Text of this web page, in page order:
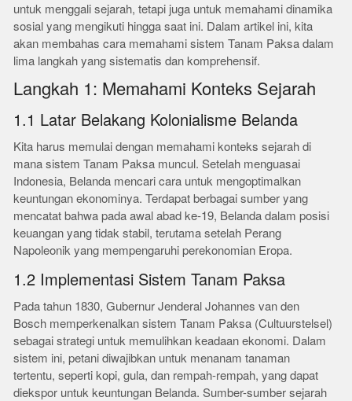
untuk menggali sejarah, tetapi juga untuk memahami dinamika
sosial yang mengikuti hingga saat ini. Dalam artikel ini, kita
akan membahas cara memahami sistem Tanam Paksa dalam
lima langkah yang sistematis dan komprehensif.
Langkah 1: Memahami Konteks Sejarah
1.1 Latar Belakang Kolonialisme Belanda
Kita harus memulai dengan memahami konteks sejarah di
mana sistem Tanam Paksa muncul. Setelah menguasai
Indonesia, Belanda mencari cara untuk mengoptimalkan
keuntungan ekonominya. Terdapat berbagai sumber yang
mencatat bahwa pada awal abad ke-19, Belanda dalam posisi
keuangan yang tidak stabil, terutama setelah Perang
Napoleonik yang mempengaruhi perekonomian Eropa.
1.2 Implementasi Sistem Tanam Paksa
Pada tahun 1830, Gubernur Jenderal Johannes van den
Bosch memperkenalkan sistem Tanam Paksa (Cultuurstelsel)
sebagai strategi untuk memulihkan keadaan ekonomi. Dalam
sistem ini, petani diwajibkan untuk menanam tanaman
tertentu, seperti kopi, gula, dan rempah-rempah, yang dapat
diekspor untuk keuntungan Belanda. Sumber-sumber sejarah